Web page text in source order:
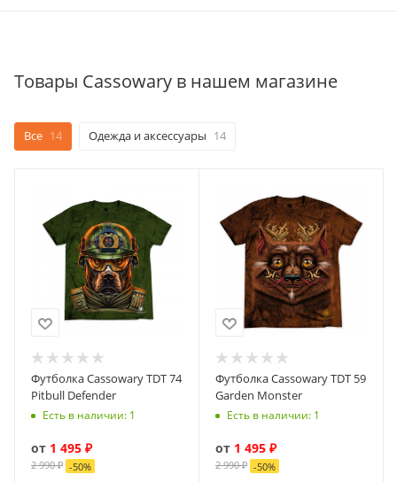
Товары Cassowary в нашем магазине
Все 14 Одежда и аксессуары 14
Футболка Cassowary TDT 74
Pitbull Defender
Есть в наличии: 1
от 1 495 ₽
2 990 ₽ -50%
Футболка Cassowary TDT 59
Garden Monster
Есть в наличии: 1
от 1 495 ₽
2 990 ₽ -50%